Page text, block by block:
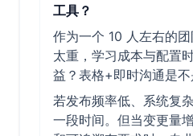
工具？
作为一个 10 人左右的
太重，学习成本与配置
益？表格+即时沟通是不
若发布频率低、系统复
一段时间。但当变更量